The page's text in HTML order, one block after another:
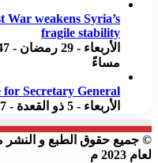
War weakens Syria’s
fragile stability
مساءً
for Secretary General
الأربعاء - 5 ذو القعدة - 1447هـ / 22 أبريل - 2026م / 3:50 مساءً
© جميع حقوق الطبع و النشر
لعام 2023 م